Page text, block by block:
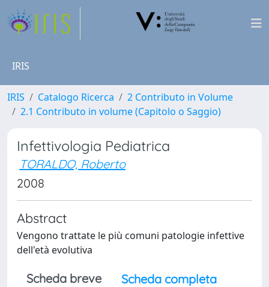
IRIS
IRIS Catalogo Ricerca
2 Contributo in Volume
2.1 Contributo in volume (Capitolo o Saggio)
Infettivologia Pediatrica
TORALDO, Roberto
2008
Abstract
Vengono trattate le più comuni patologie infettive
dell'età evolutiva
Scheda breve
Scheda completa